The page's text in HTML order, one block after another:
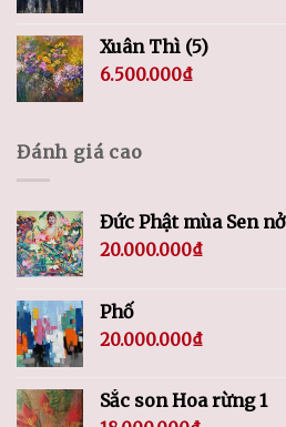
Xuân Thì (5)
6.500.000₫
Đánh giá cao
Đức Phật mùa Sen nở
20.000.000₫
Phố
20.000.000₫
Sắc son Hoa rừng 1